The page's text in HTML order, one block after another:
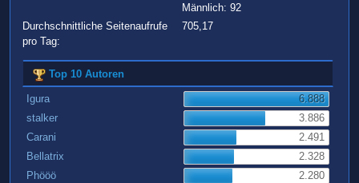
Männlich: 92
Durchschnittliche Seitenaufrufe
pro Tag:
705,17
Top 10 Autoren
Igura
6.888
stalker
3.886
Carani
2.491
Bellatrix
2.328
Phööö
2.280